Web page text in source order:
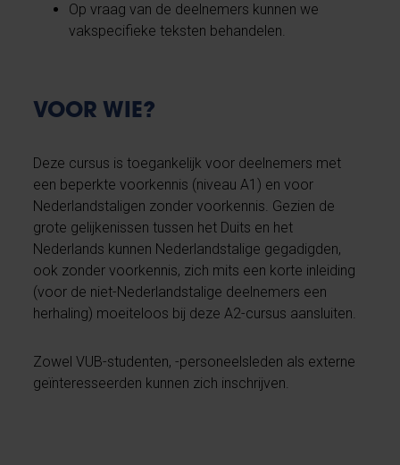
Op vraag van de deelnemers kunnen we
vakspecifieke teksten behandelen.
VOOR WIE?
Deze cursus is toegankelijk voor deelnemers met
een beperkte voorkennis (niveau A1) en voor
Nederlandstaligen zonder voorkennis. Gezien de
grote gelijkenissen tussen het Duits en het
Nederlands kunnen Nederlandstalige gegadigden,
ook zonder voorkennis, zich mits een korte inleiding
(voor de niet-Nederlandstalige deelnemers een
herhaling) moeiteloos bij deze A2-cursus aansluiten.
Zowel VUB-studenten, -personeelsleden als externe
geïnteresseerden kunnen zich inschrijven.